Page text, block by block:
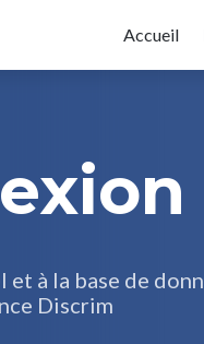
Accueil
et à la base de
Discrim